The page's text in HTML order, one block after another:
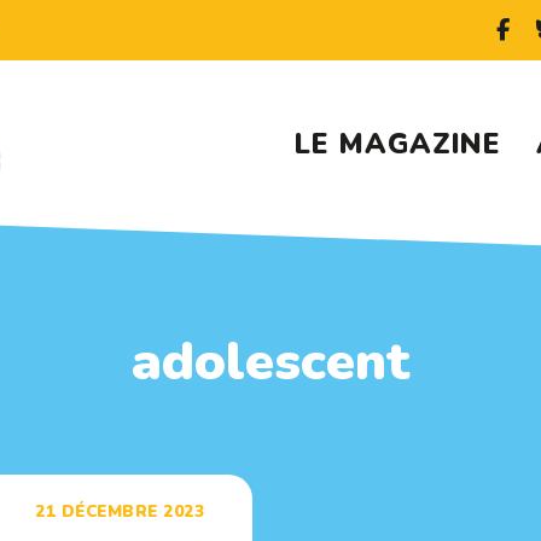
LE MAGAZINE
adolescent
21 DÉCEMBRE 2023